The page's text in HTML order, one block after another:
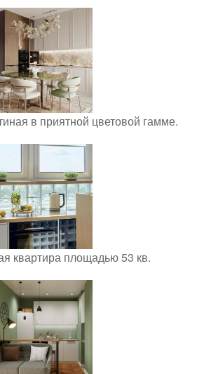
в приятной цветовой гамме.
квартира площадью 53 кв.